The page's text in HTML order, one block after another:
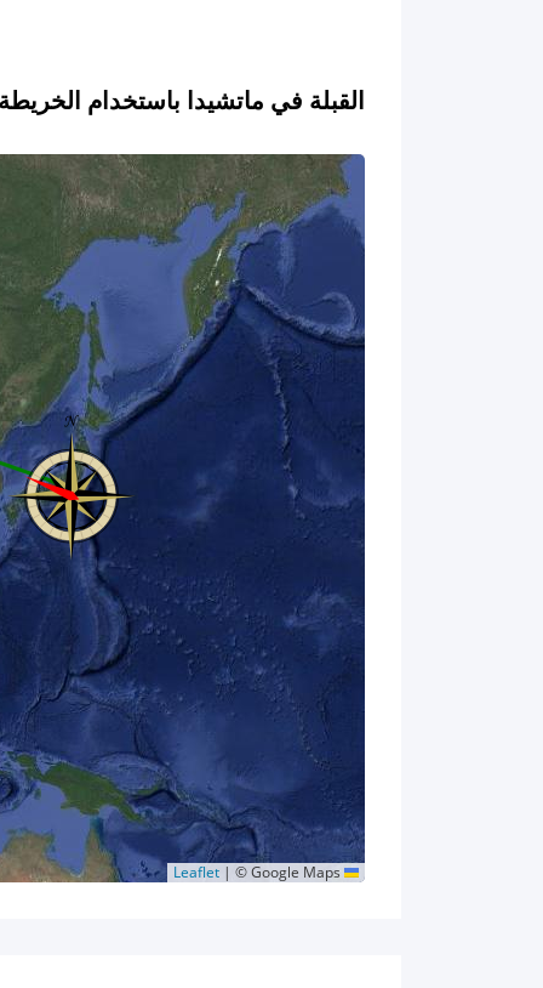
القبلة في ماتشيدا باستخدام
| © Google Maps